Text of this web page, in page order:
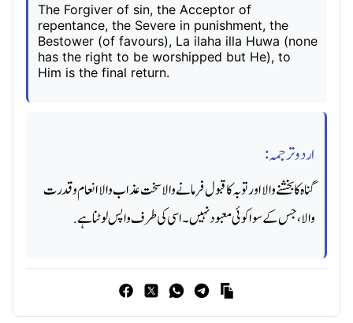
The Forgiver of sin, the Acceptor of
repentance, the Severe in punishment, the
Bestower (of favours), La ilaha illa Huwa (none
has the right to be worshipped but He), to
Him is the final return.
اردو ترجمہ:
گناه کا بخشنے والا اور توبہ کا قبول فرمانے والا سخت عذاب والا انعام و قدرت
والا، جس کے سوا کوئی معبود نہیں۔ اسی کی طرف واپس لوٹنا ہے.